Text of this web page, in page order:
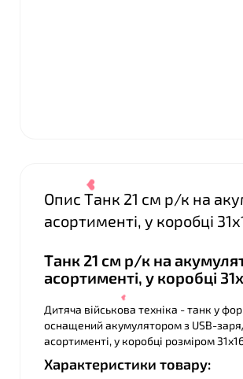
Опис Танк 21 см р/к на
асортименті, у коробці
Танк 21 см р/к на
асортименті, у коробці
Дитяча військова техніка - танк у
оснащений акумулятором з USB-
асортименті, у коробці розміром
Характеристики товару: